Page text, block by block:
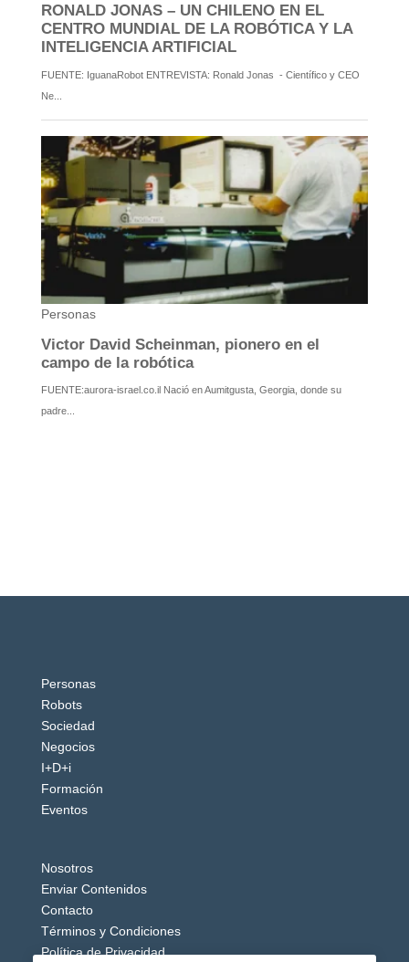
Personas
Robots
Sociedad
Negocios
I+D+i
Formación
Eventos
Nosotros
Enviar Contenidos
Contacto
Términos y Condiciones
Política de Privacidad